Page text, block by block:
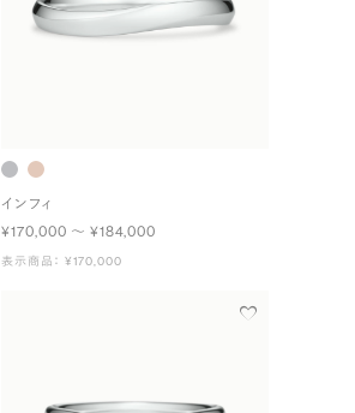
インフィ
¥170,000 〜 ¥184,000
表示商品： ¥170,000